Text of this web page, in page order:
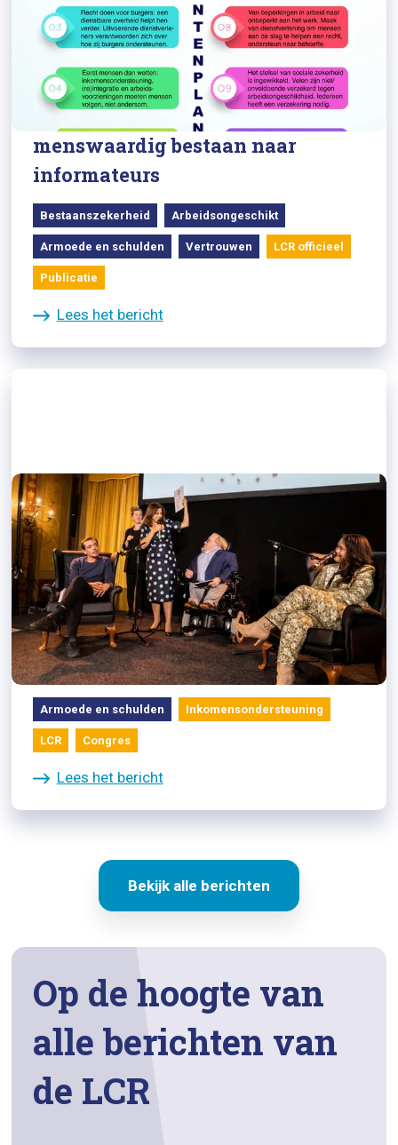
LCR: 10 Puntenplan met
prioriteiten voor een
menswaardig bestaan naar
informateurs
Bestaanszekerheid Arbeidsongeschikt
Armoede en schulden Vertrouwen LCR officieel
Publicatie
Lees het bericht
17/10/2022
Wereld Armoededag: vijf punten
die overal nodig zijn
Armoede en schulden Inkomensondersteuning
LCR Congres
Lees het bericht
Bekijk alle berichten
Op de hoogte van
alle berichten van
de LCR